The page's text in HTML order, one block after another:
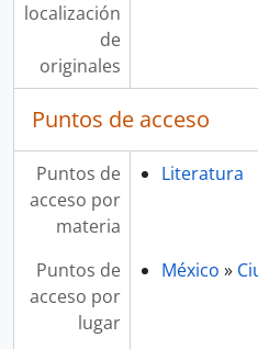
localización
de
originales
Puntos de acceso
Puntos de
acceso por
materia
Literatura
Puntos de
acceso por
lugar
México »